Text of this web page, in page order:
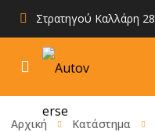
Στρατηγού Καλλάρη 28
Αρχική Κατάστημα